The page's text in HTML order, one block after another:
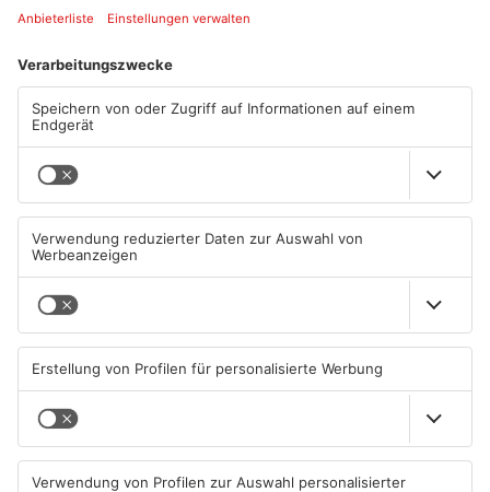
Mehr aus Kreis
Goldbach kürt seine besten
Arschbomben-Springer
08.08.2026, 15:55 UHR IN KREIS
TOPNEWS
Wir feiern 25 Jahre
08.08.2026, 00:05 UHR IN KREIS